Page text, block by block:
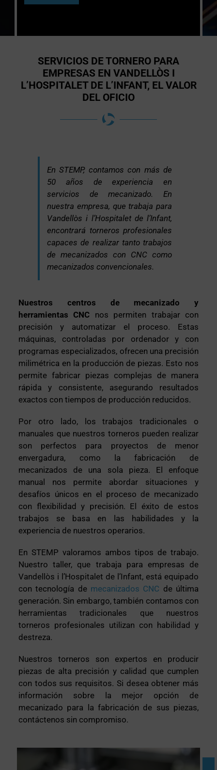
SERVICIOS DE TORNERO PARA
EMPRESAS EN VANDELLÒS I
L’HOSPITALET DE L’INFANT, EL VALOR
DEL OFICIO
En STEMP, contamos con más de
50 años de experiencia en
servicios de mecanizado. En
nuestra empresa, que trabaja para
Vandellòs i l’Hospitalet de l’Infant,
encontrará torneros profesionales
capaces de realizar tanto trabajos
de mecanizados con CNC como
mecanizados convencionales.
Nuestros centros de mecanizado y
herramientas CNC nos permiten trabajar con
precisión y automatizar el proceso. Estas
máquinas, controladas por ordenador y con
programas especializados, ofrecen una precisión
milimétrica en la producción de piezas. Esto nos
permite fabricar piezas complejas de manera
rápida y consistente, asegurando resultados
exactos con tiempos de producción reducidos.
Por otro lado, los trabajos tradicionales o
manuales que nuestros torneros pueden realizar
son perfectos para proyectos de menor
envergadura, como la fabricación de
mecanizados de una sola pieza. El enfoque
manual nos permite abordar situaciones y
desafíos únicos en el proceso de mecanizado
con flexibilidad y precisión. El éxito de estos
trabajos se basa en las habilidades y la
experiencia de nuestros operarios.
En STEMP valoramos ambos tipos de trabajo.
Nuestro taller, que trabaja para empresas de
Vandellòs i l’Hospitalet de l’Infant, está equipado
con tecnología de mecanizados CNC de última
generación. Sin embargo, también contamos con
herramientas tradicionales que nuestros
torneros profesionales utilizan con habilidad y
destreza.
Nuestros torneros son expertos en producir
piezas de alta precisión y calidad que cumplen
con todos sus requisitos. Si desea obtener más
información sobre la mejor opción de
mecanizado para la fabricación de sus piezas,
contáctenos sin compromiso.